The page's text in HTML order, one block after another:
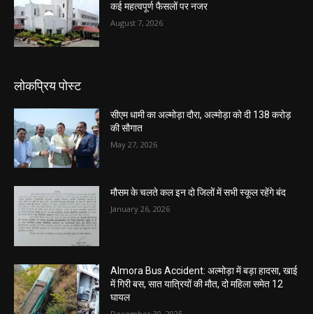
कई महत्वपूर्ण फैसलों पर नजर
August 7, 2026
लोकप्रिय पोस्ट
सीएम धामी का अल्मोड़ा दौरा, अल्मोड़ा को दी 138 करोड़
की सौगात
May 27, 2026
मौसम के चलते कल इन दो जिलों में सभी स्कूल रहेंगे बंद
January 26, 2026
Almora Bus Accident: अल्मोड़ा में बड़ा हादसा, खाई
में गिरी बस, सात यात्रियों की मौत, दो महिला समेत 12
घायल